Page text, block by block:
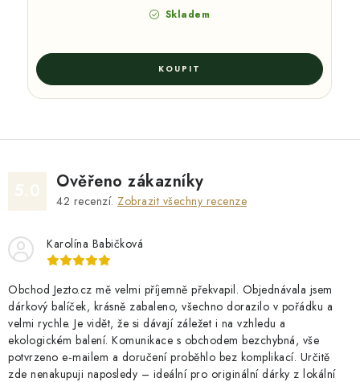
Skladem
Ověřeno zákazníky
42 recenzí. Zobrazit všechny recenze
Karolína Babičková
Obchod Jezto.cz mě velmi příjemně překvapil. Objednávala jsem
dárkový balíček, krásně zabaleno, všechno dorazilo v pořádku a
velmi rychle. Je vidět, že si dávají záležet i na vzhledu a
ekologickém balení. Komunikace s obchodem bezchybná, vše
potvrzeno e‑mailem a doručení proběhlo bez komplikací. Určitě
zde nenakupuji naposledy – ideální pro originální dárky z lokální